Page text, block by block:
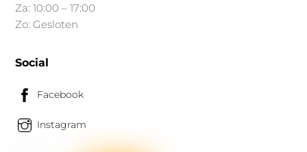
Za: 10:00 – 17:00
Zo: Gesloten
Social
Facebook
Instagram